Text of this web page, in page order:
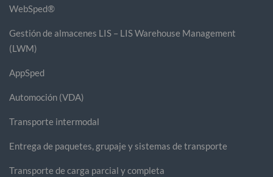
WebSped®
Gestión de almacenes LIS – LIS Warehouse Management
(LWM)
AppSped
Automoción (VDA)
Transporte intermodal
Entrega de paquetes, grupaje y sistemas de transporte
Transporte de carga parcial y completa